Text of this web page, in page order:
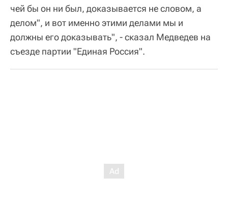
чей бы он ни был, доказывается не словом, а
делом", и вот именно этими делами мы и
должны его доказывать", - сказал Медведев на
съезде партии "Единая Россия".